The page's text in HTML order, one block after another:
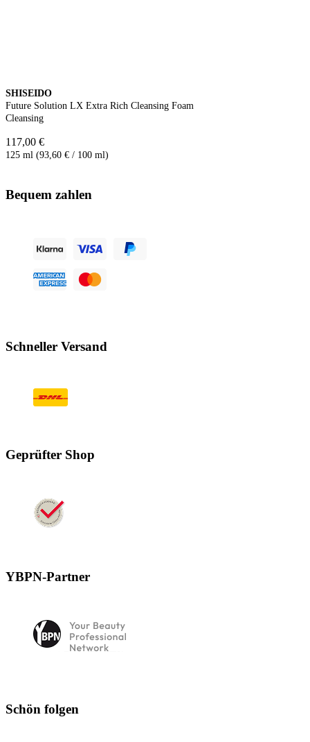
SHISEIDO
Future Solution LX Extra Rich Cleansing Foam
Cleansing
117,00 €
125 ml (93,60 € / 100 ml)
Bequem zahlen
Schneller Versand
Geprüfter Shop
YBPN-Partner
Schön folgen